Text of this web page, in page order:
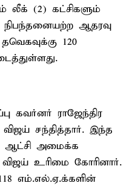
லீக் (2) கட்சிகளும்
நிபந்தனையற்ற ஆதரவு
120
கவர்னர் ராஜேந்திர
சந்தித்தார். இந்த
ஆட்சி அமைக்க
உரிமை கோரினார்.
எம்.எல்.ஏ.க்களின்